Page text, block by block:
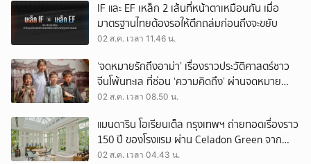
IF และ EF เหล็ก 2 เส้นที่หน้าตาเหมือนกัน เมื่อ
มาตรฐานไทยต้องรอให้ตึกถล่มก่อนถึงจะขยับ
02 ส.ค. เวลา 11.46 น.
‘จดหมายรักถึงอาม่า’ เรื่องราวประวัติศาสตร์ชาว
จีนโพ้นทะเล ที่ซ่อน ‘ความคิดถึง’ ผ่านจดหมาย
‘โพยก๊วน’
02 ส.ค. เวลา 08.50 น.
แมนดาริน โอเรียนเต็ล กรุงเทพฯ ถ่ายทอดเรื่องราว
150 ปี ของโรงแรม ผ่าน Celadon Green จาก
เครื่องศิลาดล
02 ส.ค. เวลา 04.43 น.